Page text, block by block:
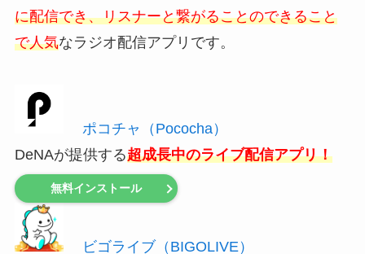
に配信でき、リスナーと繋がることのできること
で人気なラジオ配信アプリです。
ポコチャ（Pococha）
DeNAが提供する超成長中のライブ配信アプリ！
無料インストール
ビゴライブ（BIGOLIVE）